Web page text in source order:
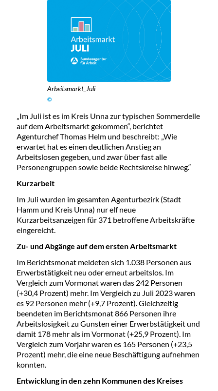
Arbeitsmarkt_Juli
©
„Im Juli ist es im Kreis Unna zur typischen Sommerdelle
auf dem Arbeitsmarkt gekommen“, berichtet
Agenturchef Thomas Helm und beschreibt: „Wie
erwartet hat es einen deutlichen Anstieg an
Arbeitslosen gegeben, und zwar über fast alle
Personengruppen sowie beide Rechtskreise hinweg.“
Kurzarbeit
Im Juli wurden im gesamten Agenturbezirk (Stadt
Hamm und Kreis Unna) nur elf neue
Kurzarbeitsanzeigen für 371 betroffene Arbeitskräfte
eingereicht.
Zu- und Abgänge auf dem ersten Arbeitsmarkt
Im Berichtsmonat meldeten sich 1.038 Personen aus
Erwerbstätigkeit neu oder erneut arbeitslos. Im
Vergleich zum Vormonat waren das 242 Personen
(+30,4 Prozent) mehr. Im Vergleich zu Juli 2023 waren
es 92 Personen mehr (+9,7 Prozent). Gleichzeitig
beendeten im Berichtsmonat 866 Personen ihre
Arbeitslosigkeit zu Gunsten einer Erwerbstätigkeit und
damit 178 mehr als im Vormonat (+25,9 Prozent). Im
Vergleich zum Vorjahr waren es 165 Personen (+23,5
Prozent) mehr, die eine neue Beschäftigung aufnehmen
konnten.
Entwicklung in den zehn Kommunen des Kreises